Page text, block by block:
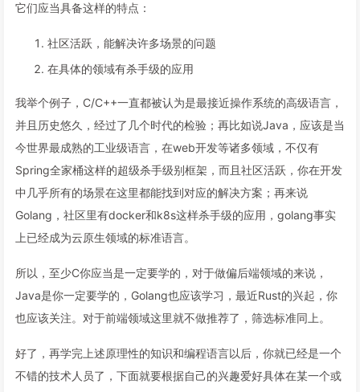
它们应当具备这样的特点：
社区活跃，能解决许多场景的问题
在具体的领域有杀手级的应用
我举个例子，C/C++一直都被认为是最接近操作系统的高级语言，
并且历史悠久，经过了几个时代的检验；再比如说Java，应该是当
今世界最成熟的工业级语言，在web开发等诸多领域，不仅有
Spring全家桶这样的超级杀手级别框架，而且社区活跃，你在开发
中几乎所有的场景在这里都能找到对应的解决方案；再来说
Golang，社区里有docker和k8s这样杀手级的应用，golang事实
上已经成为云原生领域的标准语言。
所以，至少C你应当是一定要学的，对于做偏后端领域的来说，
Java是你一定要学的，Golang也应该学习，最近Rust的兴起，你
也应该关注。对于前端领域这里就不做推荐了，筛选标准同上。
好了，再学完上述原理性的知识和编程语言以后，你就已经是一个
不错的技术人员了，下面就要根据自己的兴趣爱好具体在某一个或